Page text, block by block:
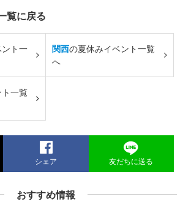
覧に戻る
ト一
関西の夏休みイベント一覧
へ
一覧
シェア 友だちに送る
おすすめ情報